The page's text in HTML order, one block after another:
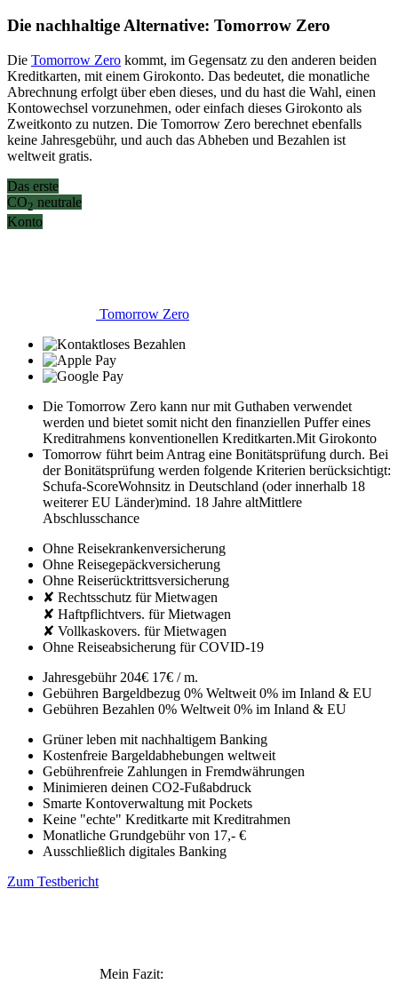
Die nachhaltige Alternative: Tomorrow Zero
Die Tomorrow Zero kommt, im Gegensatz zu den anderen beiden
Kreditkarten, mit einem Girokonto. Das bedeutet, die monatliche
Abrechnung erfolgt über eben dieses, und du hast die Wahl, einen
Kontowechsel vorzunehmen, oder einfach dieses Girokonto als
Zweitkonto zu nutzen. Die Tomorrow Zero berechnet ebenfalls
keine Jahresgebühr, und auch das Abheben und Bezahlen ist
weltweit gratis.
Das erste
CO2 neutrale
Konto
Tomorrow Zero
Die Tomorrow Zero kann nur mit Guthaben verwendet
werden und bietet somit nicht den finanziellen Puffer eines
Kreditrahmens konventionellen Kreditkarten.Mit Girokonto
Tomorrow führt beim Antrag eine Bonitätsprüfung durch. Bei
der Bonitätsprüfung werden folgende Kriterien berücksichtigt:
Schufa-ScoreWohnsitz in Deutschland (oder innerhalb 18
weiterer EU Länder)mind. 18 Jahre altMittlere
Abschlusschance
Ohne Reisekrankenversicherung
Ohne Reisegepäckversicherung
Ohne Reiserücktrittsversicherung
✘ Rechtsschutz für Mietwagen
✘ Haftpflichtvers. für Mietwagen
✘ Vollkaskovers. für Mietwagen
Ohne Reiseabsicherung für COVID-19
Jahresgebühr 204€ 17€ / m.
Gebühren Bargeldbezug 0% Weltweit 0% im Inland & EU
Gebühren Bezahlen 0% Weltweit 0% im Inland & EU
Grüner leben mit nachhaltigem Banking
Kostenfreie Bargeldabhebungen weltweit
Gebührenfreie Zahlungen in Fremdwährungen
Minimieren deinen CO2-Fußabdruck
Smarte Kontoverwaltung mit Pockets
Keine "echte" Kreditkarte mit Kreditrahmen
Monatliche Grundgebühr von 17,- €
Ausschließlich digitales Banking
Zum Testbericht
Mein Fazit: